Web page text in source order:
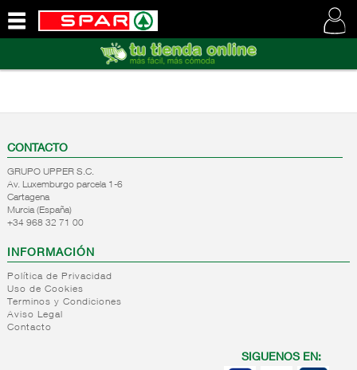
SOMOS
CONTACTO
GRUPO UPPER S.C.
Av. Luxemburgo parcela 1-6
Cartagena
Murcia (España)
+34 968 32 71 00
INFORMACIÓN
Política de Privacidad
Uso de Cookies
Terminos y Condiciones
Aviso Legal
Contacto
SIGUENOS EN: